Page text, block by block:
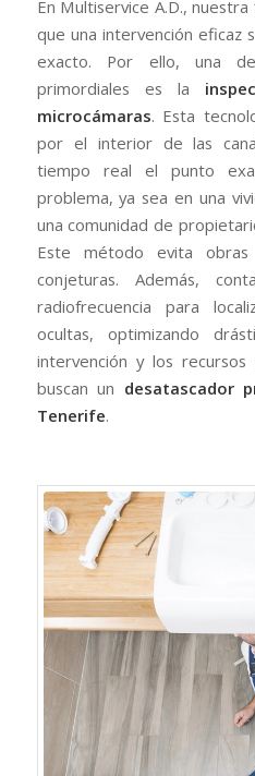
En Multiservice A.D.,
que una intervención eficaz
exacto. Por ello, una de
primordiales es la
microcámaras. Esta
por el interior de las
tiempo real el punto
problema, ya sea en una
una comunidad de
Este método evita obras
conjeturas. Además,
radiofrecuencia para
ocultas, optimizando
intervención y los
buscan un desatascador
Tenerife.